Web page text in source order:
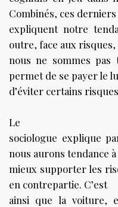
Combinés, ces derniers
expliquent notre
outre, face aux risques,
nous ne sommes pas
permet de se payer le
d’éviter certains
Le
sociologue explique
nous aurons tendance à
mieux supporter les
en contrepartie. C’est
ainsi que la voiture,